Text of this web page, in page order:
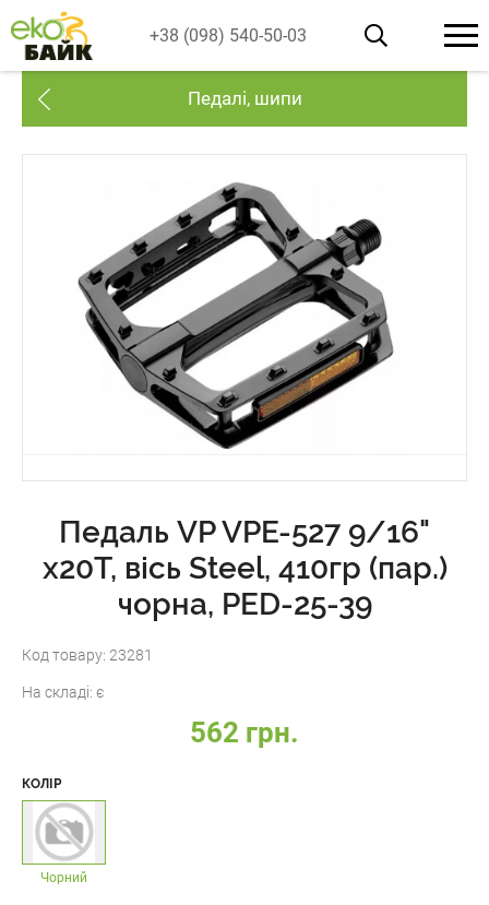
+38 (098) 540-50-03
Педалі, шипи
Педаль VP VPE-527 9/16"
х20Т, вісь Steel, 410гр (пар.)
чорна, PED-25-39
Код товару: 23281
На складі: є
562 грн.
КОЛІР
Чорний